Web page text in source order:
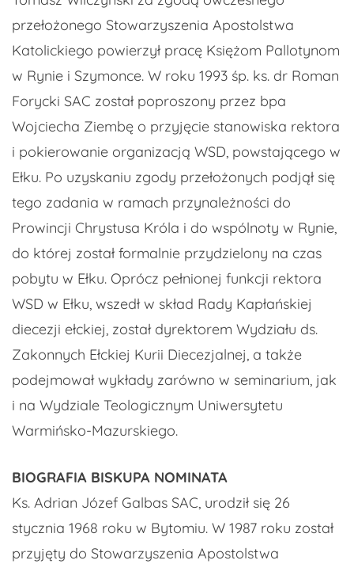
przełożonego Stowarzyszenia Apostolstwa
Katolickiego powierzył pracę Księżom Pallotynom
w Rynie i Szymonce. W roku 1993 śp. ks. dr Roman
Forycki SAC został poproszony przez bpa
Wojciecha Ziembę o przyjęcie stanowiska rektora
i pokierowanie organizacją WSD, powstającego w
Ełku. Po uzyskaniu zgody przełożonych podjął się
tego zadania w ramach przynależności do
Prowincji Chrystusa Króla i do wspólnoty w Rynie,
do której został formalnie przydzielony na czas
pobytu w Ełku. Oprócz pełnionej funkcji rektora
WSD w Ełku, wszedł w skład Rady Kapłańskiej
diecezji ełckiej, został dyrektorem Wydziału ds.
Zakonnych Ełckiej Kurii Diecezjalnej, a także
podejmował wykłady zarówno w seminarium, jak
i na Wydziale Teologicznym Uniwersytetu
Warmińsko-Mazurskiego.
BIOGRAFIA BISKUPA NOMINATA
Ks. Adrian Józef Galbas SAC, urodził się 26
stycznia 1968 roku w Bytomiu. W 1987 roku został
przyjęty do Stowarzyszenia Apostolstwa